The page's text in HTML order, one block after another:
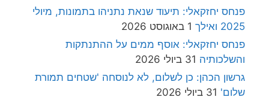
פנחס יחזקאלי: תיעוד שנאת נתניהו בתמונות, מיולי
2025 ואילך
1 באוגוסט 2026
פנחס יחזקאלי: אוסף ממים על ההתנתקות
והשלכותיה 31 ביולי 2026
גרשון הכהן: כן לשלום, לא לנוסחה 'שטחים תמורת
שלום' 31 ביולי 2026